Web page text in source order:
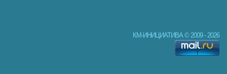
КМ-ИНИЦИАТИВА © 2009 - 2026